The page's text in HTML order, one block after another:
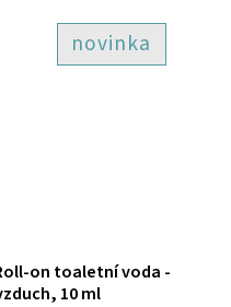
novinka
on toaletní voda -
10 ml